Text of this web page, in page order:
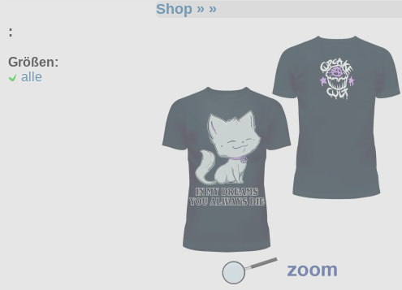
:
Größen:
alle
Shop » »